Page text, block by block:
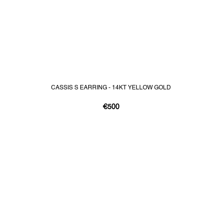
CASSIS S EARRING - 14KT YELLOW GOLD
€500